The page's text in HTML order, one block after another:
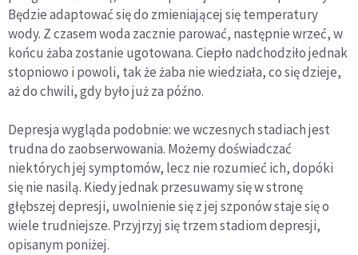
Będzie adaptować się do zmieniającej się temperatury
wody. Z czasem woda zacznie parować, następnie wrzeć, w
końcu żaba zostanie ugotowana. Ciepło nadchodziło jednak
stopniowo i powoli, tak że żaba nie wiedziała, co się dzieje,
aż do chwili, gdy było już za późno.
Depresja wygląda podobnie: we wczesnych stadiach jest
trudna do zaobserwowania. Możemy doświadczać
niektórych jej symptomów, lecz nie rozumieć ich, dopóki
się nie nasilą. Kiedy jednak przesuwamy się w stronę
głębszej depresji, uwolnienie się z jej szponów staje się o
wiele trudniejsze. Przyjrzyj się trzem stadiom depresji,
opisanym poniżej.